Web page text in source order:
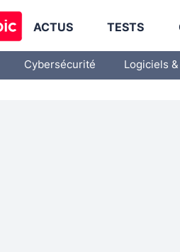
ACTUS TESTS
Cybersécurité Logiciels